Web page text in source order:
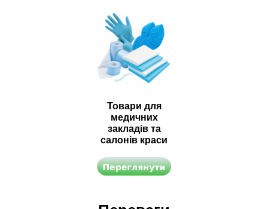
Товари для
медичних
закладів та
салонів краси